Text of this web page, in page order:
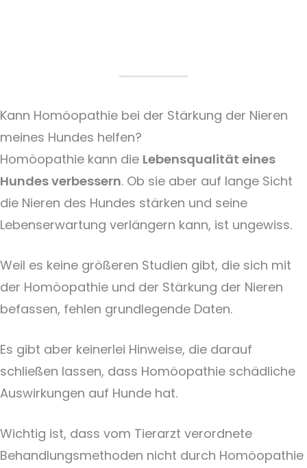
Kann Homöopathie bei der Stärkung der Nieren
meines Hundes helfen?
Homöopathie kann die Lebensqualität eines
Hundes verbessern. Ob sie aber auf lange Sicht
die Nieren des Hundes stärken und seine
Lebenserwartung verlängern kann, ist ungewiss.
Weil es keine größeren Studien gibt, die sich mit
der Homöopathie und der Stärkung der Nieren
befassen, fehlen grundlegende Daten.
Es gibt aber keinerlei Hinweise, die darauf
schließen lassen, dass Homöopathie schädliche
Auswirkungen auf Hunde hat.
Wichtig ist, dass vom Tierarzt verordnete
Behandlungsmethoden nicht durch Homöopathie